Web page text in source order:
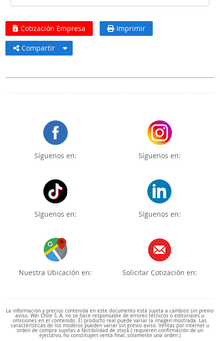
Cotización Empresa Imprimir
Compartir
Síguenos en: Síguenos en:
Síguenos en: Síguenos en:
Nuestra Ubicación en: Solicitar Cotización en:
La información y precios contenida en este documento está sujeta a cambios sin previo
aviso. Wei Chile S. A. no se hace responsable de errores técnicos o editoriales u
omisiones en el contenido. El producto real puede variar la imagen mostrada. Las
características de los modelos pueden variar sin previo aviso. Ventas por internet u
orden de compra sujetas a factibilidad de stock ( requieren confirmación de un
ejecutivo, no constituyen venta final, solamente una orden )